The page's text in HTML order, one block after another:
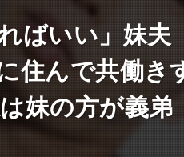
ばいい」妹夫
住んで共働き
妹の方が義弟